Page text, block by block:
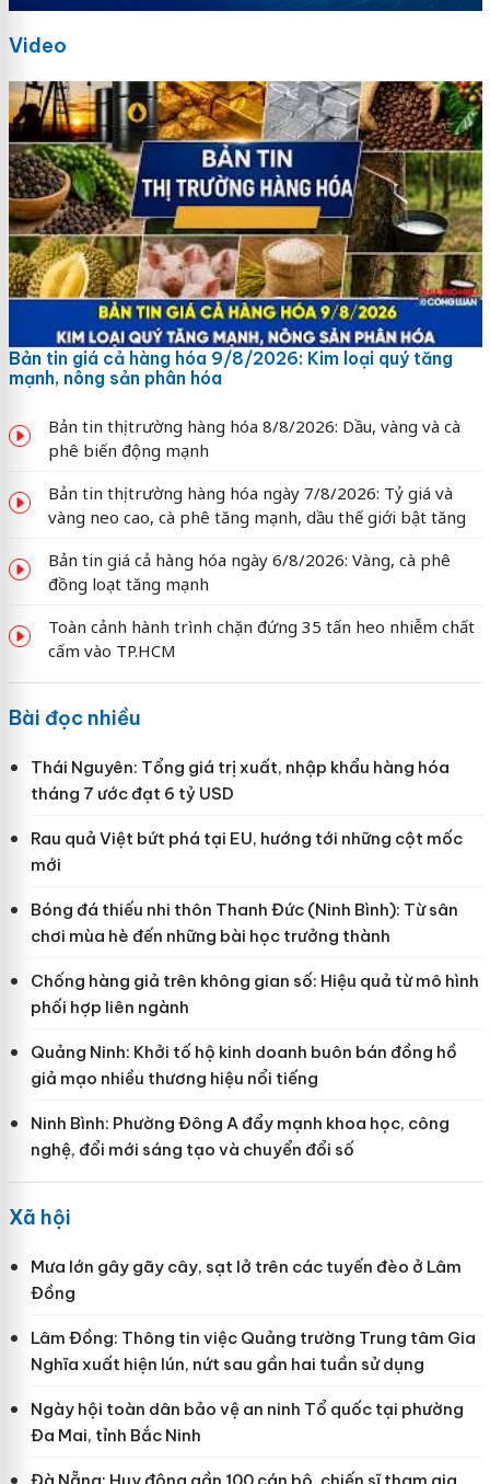
Video
Bản tin giá cả hàng hóa 9/8/2026: Kim loại quý tăng
mạnh, nông sản phân hóa
Bản tin thị trường hàng hóa 8/8/2026: Dầu, vàng và cà
phê biến động mạnh
Bản tin thị trường hàng hóa ngày 7/8/2026: Tỷ giá và
vàng neo cao, cà phê tăng mạnh, dầu thế giới bật tăng
Bản tin giá cả hàng hóa ngày 6/8/2026: Vàng, cà phê
đồng loạt tăng mạnh
Toàn cảnh hành trình chặn đứng 35 tấn heo nhiễm chất
cấm vào TP.HCM
Bài đọc nhiều
Thái Nguyên: Tổng giá trị xuất, nhập khẩu hàng hóa
tháng 7 ước đạt 6 tỷ USD
Rau quả Việt bứt phá tại EU, hướng tới những cột mốc
mới
Bóng đá thiếu nhi thôn Thanh Đức (Ninh Bình): Từ sân
chơi mùa hè đến những bài học trưởng thành
Chống hàng giả trên không gian số: Hiệu quả từ mô hình
phối hợp liên ngành
Quảng Ninh: Khởi tố hộ kinh doanh buôn bán đồng hồ
giả mạo nhiều thương hiệu nổi tiếng
Ninh Bình: Phường Đông A đẩy mạnh khoa học, công
nghệ, đổi mới sáng tạo và chuyển đổi số
Xã hội
Mưa lớn gây gãy cây, sạt lở trên các tuyến đèo ở Lâm
Đồng
Lâm Đồng: Thông tin việc Quảng trường Trung tâm Gia
Nghĩa xuất hiện lún, nứt sau gần hai tuần sử dụng
Ngày hội toàn dân bảo vệ an ninh Tổ quốc tại phường
Đa Mai, tỉnh Bắc Ninh